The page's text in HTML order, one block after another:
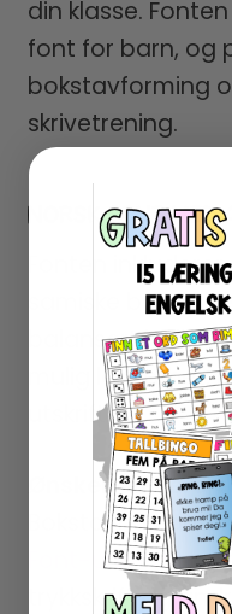
din klasse.
font for barn, og
bokstavforming
skrivetrening.
NORSK FONT MED
Fonten
samiske
balansert
mulig lesbarhet,
utskrift.
Ønsker du flere
Font-universet,
trykkskrift og